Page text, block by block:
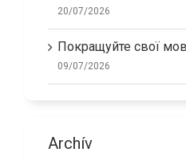
20/07/2026
Покращуйте свої
09/07/2026
Archív